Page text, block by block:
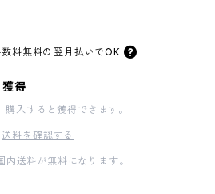
料無料の 翌月払いでOK
得
購入すると獲得できます。
送料を確認する
送料が無料になります。